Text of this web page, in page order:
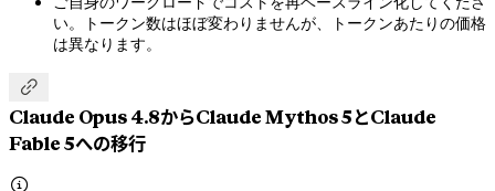
い。トークン数はほぼ変わりませんが、トークンあたりの価格
は異なります。

Claude Opus 4.8からClaude Mythos 5とClaude
Fable 5への移行
